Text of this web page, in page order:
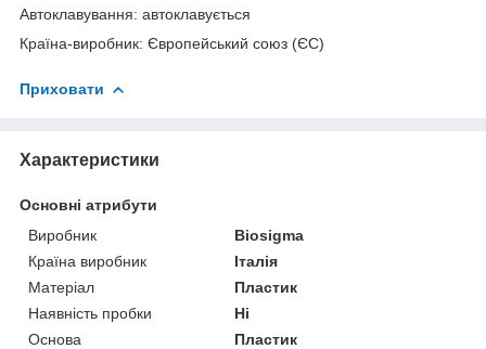
Автоклавування: автоклавується
Країна-виробник: Європейський союз (ЄС)
Приховати
Характеристики
Основні атрибути
Виробник
Biosigma
Країна виробник
Італія
Матеріал
Пластик
Наявність пробки
Ні
Основа
Пластик